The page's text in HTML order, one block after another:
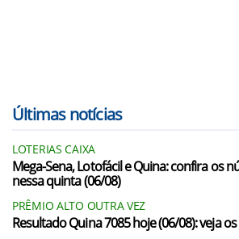
Últimas notícias
LOTERIAS CAIXA
Mega-Sena, Lotofácil e Quina: confira os
nessa quinta (06/08)
PRÊMIO ALTO OUTRA VEZ
Resultado Quina 7085 hoje (06/08): veja